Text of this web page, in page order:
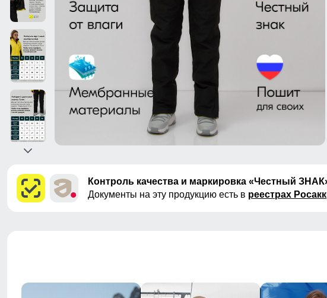
Контроль качества и маркировка «Честный
Документы на эту продукцию есть в реестрах